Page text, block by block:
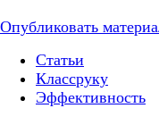
Опубликовать
Статьи
Классруку
Эффективность